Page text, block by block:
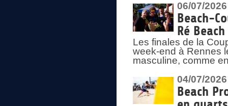
06/07/2026
Beach-
Ré
Les finales de la
week-end à Rennes
masculine, comme
04/07/2026
Beach